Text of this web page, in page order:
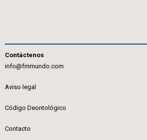
Contáctenos
info@fmmundo.com
Aviso legal
Código Deontológico
Contacto